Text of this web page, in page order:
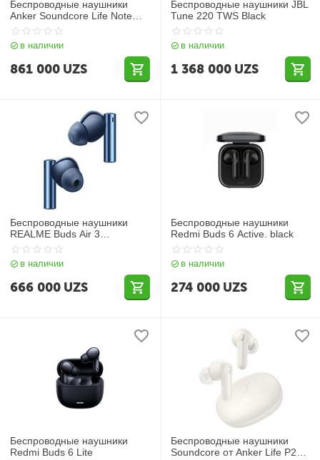
Беспроводные наушники
Anker Soundcore Life Note
B2B White
в наличии
861 000 UZS
Беспроводные наушники JBL
Tune 220 TWS Black
в наличии
1 368 000 UZS
Беспроводные наушники
REALME Buds Air 3
(6671805)
в наличии
666 000 UZS
Беспроводные наушники
Redmi Buds 6 Active. black
в наличии
274 000 UZS
Беспроводные наушники
Redmi Buds 6 Lite
Беспроводные наушники
Soundcore от Anker Life P2